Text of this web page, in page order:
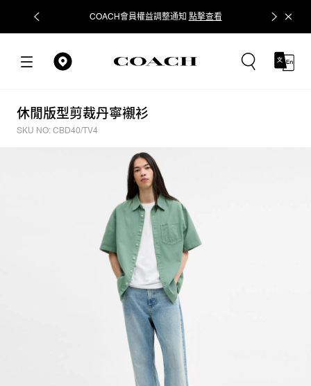
COACH會員權益調整通知 點擊查看 立即追蹤
休閒版型剪裁丹寧襯衫
SKU NO: CBD40/TV4